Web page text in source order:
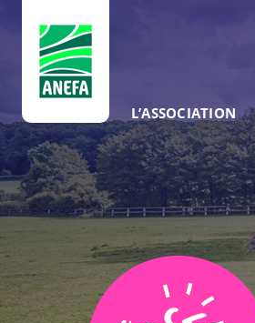
L’ASSOCIATION